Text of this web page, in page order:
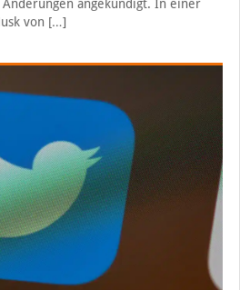
angekündigt. In einer
von […]